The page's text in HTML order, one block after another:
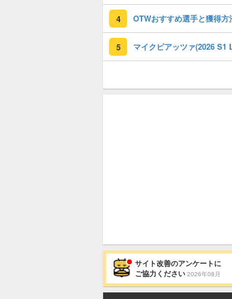
4 OTWおすすめ選手と獲得方
5
サイト改善のアンケートに
ご協力ください 2026年08月